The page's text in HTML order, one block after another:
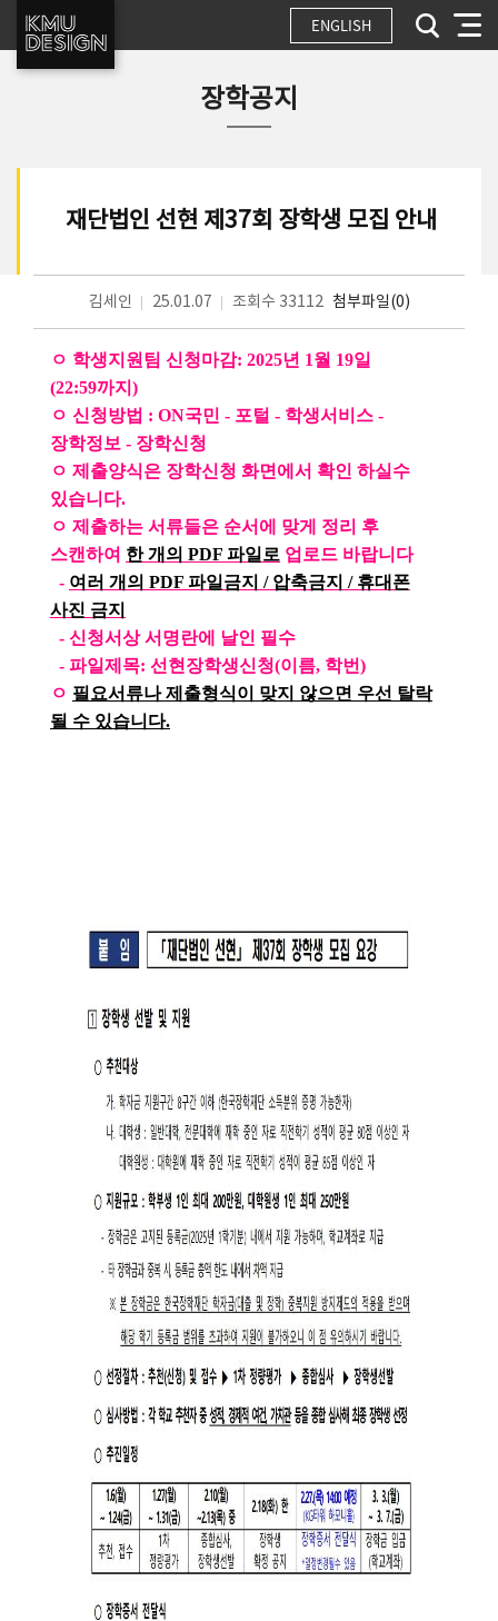
ENGLISH
장학공지
재단법인 선현 제37회 장학생 모집 안내
김세인 25.01.07 조회수 33112 첨부파일(0)
ㅇ 학생지원팀 신청마감: 2025년 1월 19일
(22:59까지)
ㅇ 신청방법 : ON국민 - 포털 - 학생서비스 -
장학정보 - 장학신청
ㅇ 제출양식은 장학신청 화면에서 확인 하실수
있습니다.
ㅇ 제출하는 서류들은 순서에 맞게 정리 후
스캔하여 한 개의 PDF 파일로 업로드 바랍니다
- 여러 개의 PDF 파일금지 / 압축금지 / 휴대폰
사진 금지
- 신청서상 서명란에 날인 필수
- 파일제목: 선현장학생신청(이름, 학번)
ㅇ 필요서류나 제출형식이 맞지 않으면 우선 탈락
될 수 있습니다.